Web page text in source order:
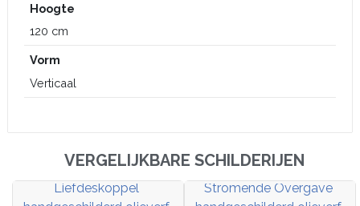
Hoogte
120 cm
Vorm
Verticaal
VERGELIJKBARE SCHILDERIJEN